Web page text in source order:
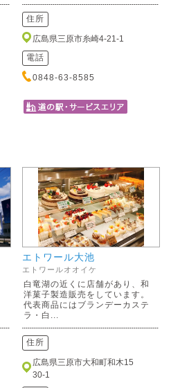
住所
広島県三原市糸崎4-21-1
電話
0848-63-8585
エトワール大池
エトワールオオイケ
白竜湖の近くに店舗があり、和
洋菓子製造販売をしています。
代表商品にはブランデーカステ
ラ・白...
住所
広島県三原市大和町和木15
30-1